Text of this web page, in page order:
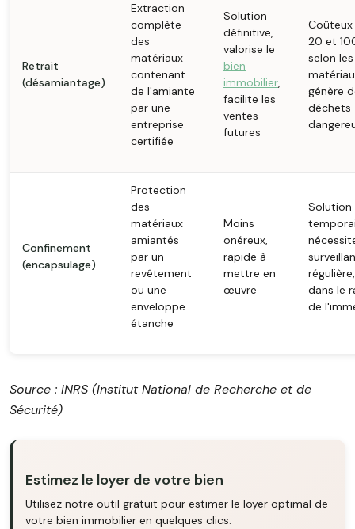
Retrait
(désamiantage)
Extraction
complète
des
matériaux
contenant
de l'amiante
par une
entreprise
certifiée
Solution
définitive,
valorise le
bien
immobilier,
facilite les
ventes
futures
20 et
selon les
génère
déchets
Confinement
(encapsulage)
Protection
des
matériaux
amiantés
par un
revêtement
ou une
enveloppe
étanche
Moins
onéreux,
rapide à
mettre en
œuvre
Solution
dans le
de
Source : INRS (Institut National de Recherche et de
Sécurité)
Estimez le loyer de votre bien
Utilisez notre outil gratuit pour estimer le loyer optimal de
votre bien immobilier en quelques clics.